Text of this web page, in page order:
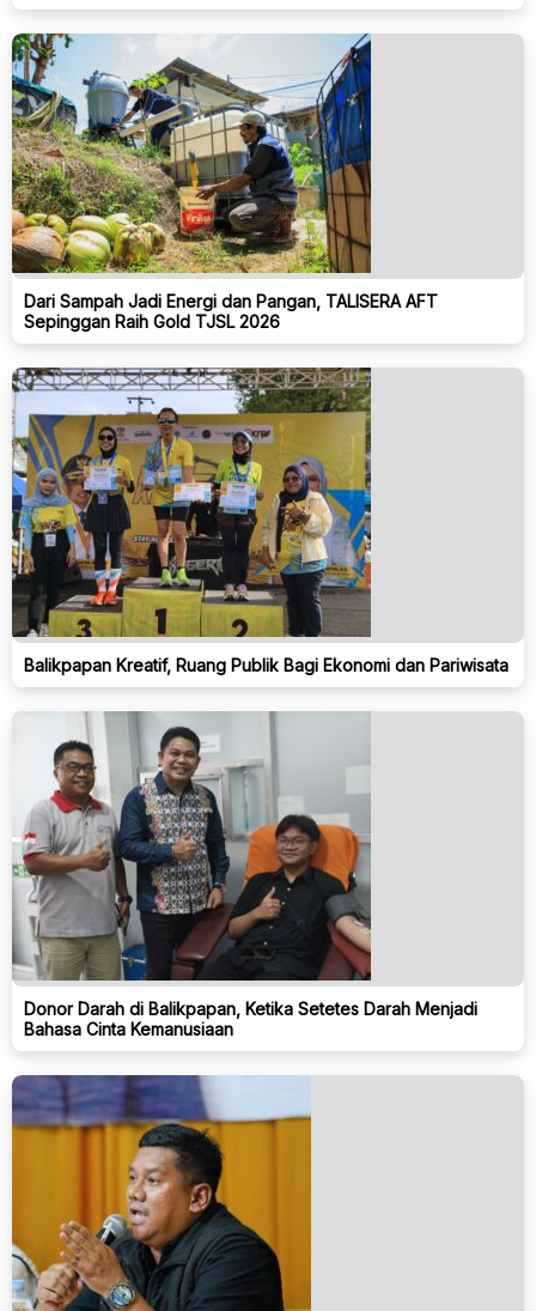
Dari Sampah Jadi Energi dan Pangan, TALISERA AFT
Sepinggan Raih Gold TJSL 2026
Balikpapan Kreatif, Ruang Publik Bagi Ekonomi dan Pariwisata
Donor Darah di Balikpapan, Ketika Setetes Darah Menjadi
Bahasa Cinta Kemanusiaan